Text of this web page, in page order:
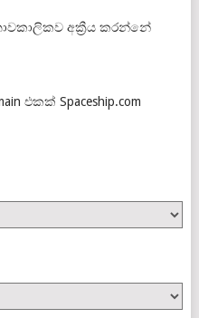
අක්‍රීය කරන්නේ
එකක් Spaceship.com